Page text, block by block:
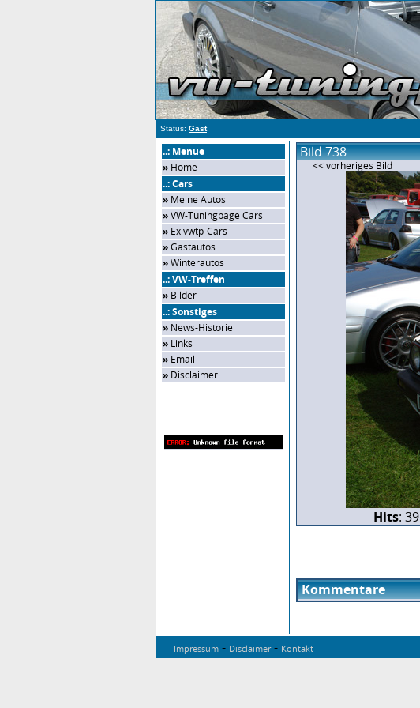
Status: Gast
..: Menue
» Home
..: Cars
» Meine Autos
»VW-Tuningpage Cars
» Ex vwtp-Cars
»Gastautos
»Winterautos
..: VW-Treffen
» Bilder
..: Sonstiges
» News-Historie
» Links
» Email
» Disclaimer
Bild 738
<< vorheriges Bild
Hits: 39
Kommentare
Impressum - Disclaimer- Kontakt